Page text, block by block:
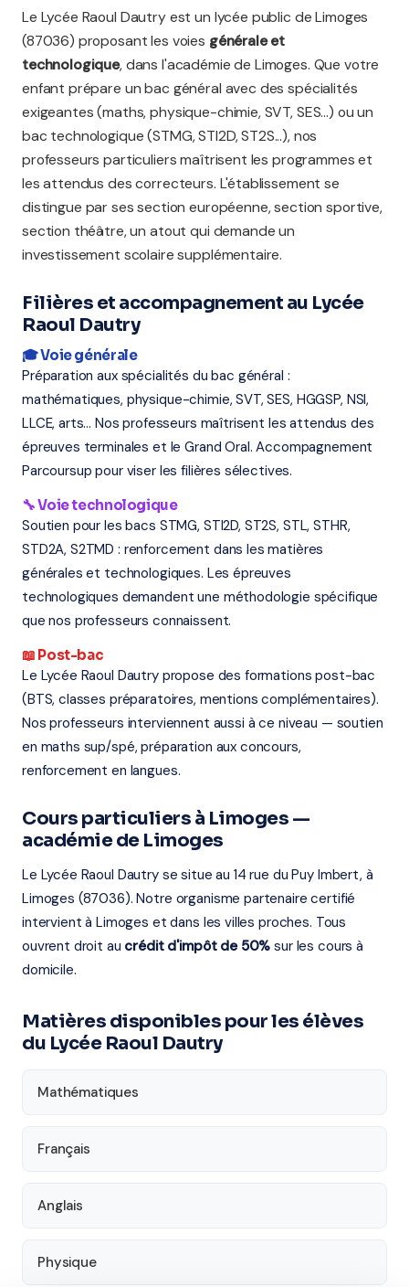
Le Lycée Raoul Dautry est un lycée public de Limoges
(87036) proposant les voies générale et
technologique, dans l'académie de Limoges. Que votre
enfant prépare un bac général avec des spécialités
exigeantes (maths, physique-chimie, SVT, SES...) ou un
bac technologique (STMG, STI2D, ST2S...), nos
professeurs particuliers maîtrisent les programmes et
les attendus des correcteurs. L'établissement se
distingue par ses section européenne, section sportive,
section théâtre, un atout qui demande un
investissement scolaire supplémentaire.
Filières et accompagnement au Lycée
Raoul Dautry
🎓 Voie générale
Préparation aux spécialités du bac général :
mathématiques, physique-chimie, SVT, SES, HGGSP, NSI,
LLCE, arts... Nos professeurs maîtrisent les attendus des
épreuves terminales et le Grand Oral. Accompagnement
Parcoursup pour viser les filières sélectives.
🔧 Voie technologique
Soutien pour les bacs STMG, STI2D, ST2S, STL, STHR,
STD2A, S2TMD : renforcement dans les matières
générales et technologiques. Les épreuves
technologiques demandent une méthodologie spécifique
que nos professeurs connaissent.
📖 Post-bac
Le Lycée Raoul Dautry propose des formations post-bac
(BTS, classes préparatoires, mentions complémentaires).
Nos professeurs interviennent aussi à ce niveau — soutien
en maths sup/spé, préparation aux concours,
renforcement en langues.
Cours particuliers à Limoges —
académie de Limoges
Le Lycée Raoul Dautry se situe au 14 rue du Puy Imbert, à
Limoges (87036). Notre organisme partenaire certifié
intervient à Limoges et dans les villes proches. Tous
ouvrent droit au crédit d'impôt de 50% sur les cours à
domicile.
Matières disponibles pour les élèves
du Lycée Raoul Dautry
Mathématiques
Français
Anglais
Physique